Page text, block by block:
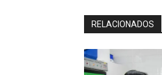
RELACIONADOS